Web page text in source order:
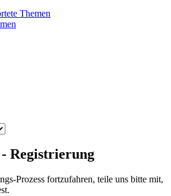
Themen
Registrierung
Prozess fortzufahren, teile uns bitte mit,